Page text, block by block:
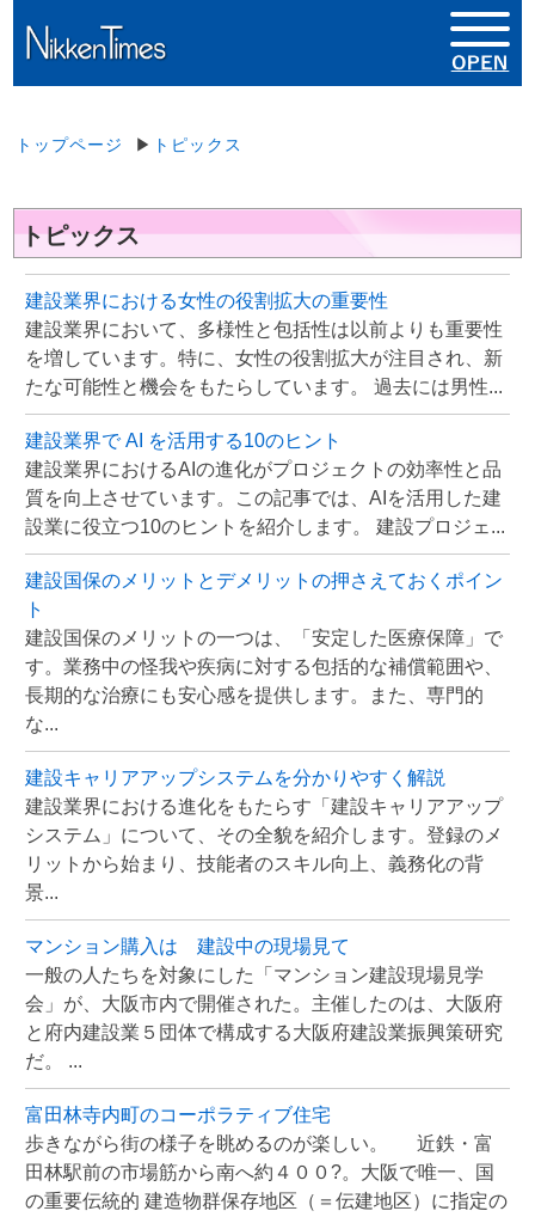
トップページ ▶ トピックス
トピックス
建設業界における女性の役割拡大の重要性
建設業界において、多様性と包括性は以前よりも重要性
を増しています。特に、女性の役割拡大が注目され、新
たな可能性と機会をもたらしています。 過去には男性...
建設業界で AI を活用する10のヒント
建設業界におけるAIの進化がプロジェクトの効率性と品
質を向上させています。この記事では、AIを活用した建
設業に役立つ10のヒントを紹介します。 建設プロジェ...
建設国保のメリットとデメリットの押さえておくポイン
ト
建設国保のメリットの一つは、「安定した医療保障」で
す。業務中の怪我や疾病に対する包括的な補償範囲や、
長期的な治療にも安心感を提供します。また、専門的
な...
建設キャリアアップシステムを分かりやすく解説
建設業界における進化をもたらす「建設キャリアアップ
システム」について、その全貌を紹介します。登録のメ
リットから始まり、技能者のスキル向上、義務化の背
景...
マンション購入は 建設中の現場見て
一般の人たちを対象にした「マンション建設現場見学
会」が、大阪市内で開催された。主催したのは、大阪府
と府内建設業５団体で構成する大阪府建設業振興策研究
だ。 ...
富田林寺内町のコーポラティブ住宅
歩きながら街の様子を眺めるのが楽しい。 近鉄・富
田林駅前の市場筋から南へ約４００?。大阪で唯一、国
の重要伝統的 建造物群保存地区（＝伝建地区）に指定の